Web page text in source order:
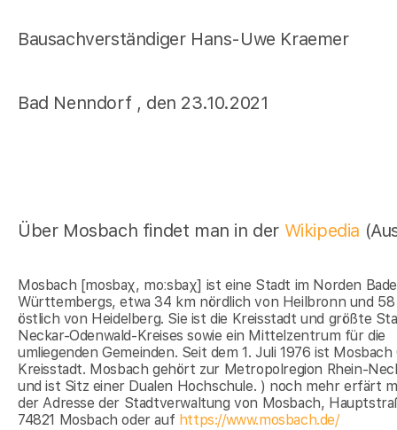
Bausachverständiger Hans-Uwe Kraemer
Bad Nenndorf , den 23.10.2021
Über Mosbach findet man in der Wikipedia
Mosbach [mosbaχ, moːsbaχ] ist eine Stadt im Norden
Württembergs, etwa 34 km nördlich von Heilbronn und
östlich von Heidelberg. Sie ist die Kreisstadt und größte
Neckar-Odenwald-Kreises sowie ein Mittelzentrum für die
umliegenden Gemeinden. Seit dem 1. Juli 1976 ist Mosbach
Kreisstadt. Mosbach gehört zur Metropolregion Rhein-
und ist Sitz einer Dualen Hochschule. ) noch mehr erfärt
der Adresse der Stadtverwaltung von Mosbach,
74821 Mosbach oder auf https://www.mosbach.de/